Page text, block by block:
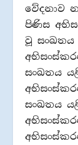
වේදනාව
පිණිස
වූ
සංඛතය
සංඛතය